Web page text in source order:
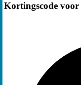
Kortingscode voor